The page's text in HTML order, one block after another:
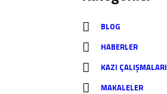
BLOG
HABERLER
KAZI ÇALIŞMALARI
MAKALELER